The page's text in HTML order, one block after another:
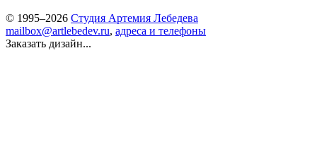
© 1995–2026 Студия Артемия Лебедева
mailbox@artlebedev.ru, адреса и телефоны
Заказать дизайн...